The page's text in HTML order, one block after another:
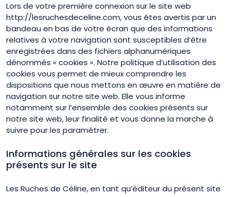
Lors de votre première connexion sur le site web
http://lesruchesdeceline.com, vous êtes avertis par un
bandeau en bas de votre écran que des informations
relatives à votre navigation sont susceptibles d’être
enregistrées dans des fichiers alphanumériques
dénommés « cookies ». Notre politique d’utilisation des
cookies vous permet de mieux comprendre les
dispositions que nous mettons en œuvre en matière de
navigation sur notre site web. Elle vous informe
notamment sur l’ensemble des cookies présents sur
notre site web, leur finalité et vous donne la marche à
suivre pour les paramétrer.
Informations générales sur les cookies
présents sur le site
Les Ruches de Céline, en tant qu’éditeur du présent site